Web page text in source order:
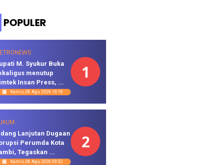
POPULER
M. Syukur Buka
menutup
Insan Press, ...
Kamis, 06 Agu 2026 19:18
1
Lanjutan Dugaan
Perumda Kota
Tegaskan ...
Kamis, 06 Agu 2026 09:32
2